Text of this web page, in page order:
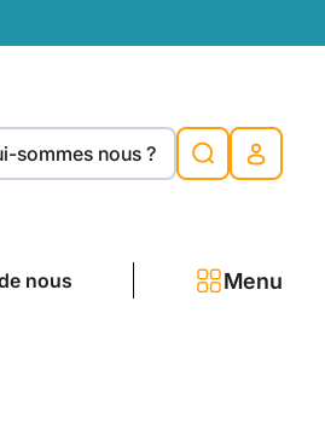
sommes nous ?
nous Menu